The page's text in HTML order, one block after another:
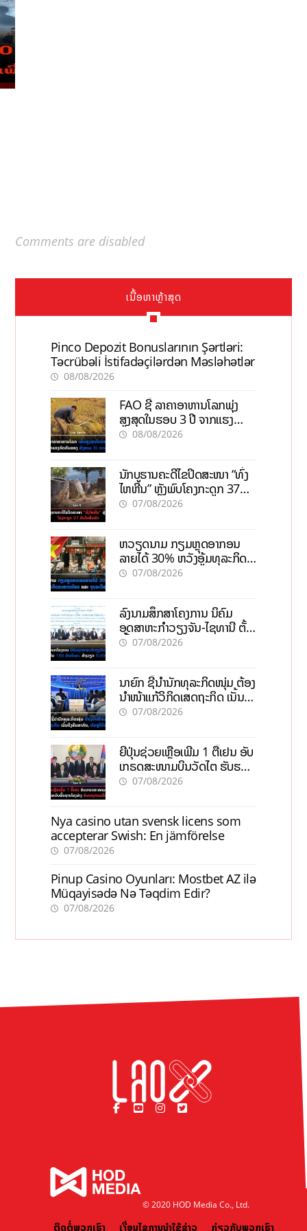
Comments are disabled
ເນື້ອຫາຫຼ້າສຸດ
Pinco Depozit Bonuslarının Şərtləri:
Təcrübəli İstifadəçilərdən Məsləhətlər
08/08/2026
FAO ຊີ້ ລາຄາອາຫານໂລກພຸ່ງ
ສູງສຸດໃນຮອບ 3 ປີ ຈາກແຮງ
ກົດດັນຂອງສົງຄາມ, El nino
08/08/2026
ນັກບູຮານຄະດີໄຂປິດສະໜາ “ທົ່ງ
ໄຫຫີນ” ຫຼັງພົບໂຄງກະດູກ 37
ຄົນໃນຫີນຍັກ
07/08/2026
ຫວຽດນາມ ກຽມຫຼຸດອາກອນ
ລາຍໄດ້ 30% ຫວັງອູ້ມທຸລະກິດ
ຂະໜາດນ້ອຍ ແລະ ຈຸນລະ
07/08/2026
ລົງນາມສຶກສາໂຄງການ ນິຄົມ
ອຸດສາຫະກຳວຽງຈັນ-ໄຊທານີ ຕັ້ງ
ເປົ້າດຶງທຶນ 150 ລ້ານໂດລາ, ສ້າງ
07/08/2026
ນາຍົກ ຊີ້ນຳນັກທຸລະກິດໜຸ່ມ ຕ້ອງ
ນຳໜ້າແກ້ວິກິດເສດຖະກິດ ເນັ້ນດຶງ
ທຶນສາກົນ, ຫັນສູ່ດິຈິຕອນ
07/08/2026
ຍີ່ປຸ່ນຊ່ວຍເຫຼືອເພີ່ມ 1 ຕື້ເຢນ ອັບ
ເກຣດສະໜາມບິນວັດໄຕ ຮັບຮອງ
ການເຕີບໂຕ
07/08/2026
Nya casino utan svensk licens som
accepterar Swish: En jämförelse
07/08/2026
Pinup Casino Oyunları: Mostbet AZ ilə
Müqayisədə Nə Təqdim Edir?
07/08/2026
© 2020 HOD Media Co., Ltd.
ຕິດຕໍ່ພວກເຮົາ ເງື່ອນໄຂການນຳໃຊ້ຂ່າວ ກ່ຽວກັບພວກເຮົາ